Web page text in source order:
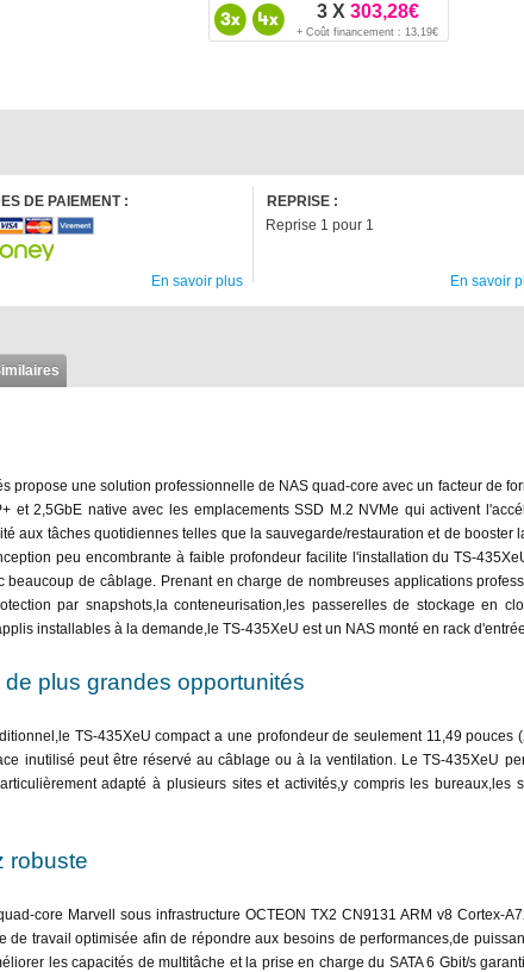
3 X 303,28€
+ Coût financement : 13,19€
DE PAIEMENT :
En savoir plus
REPRISE :
Reprise 1 pour 1
En savoir
propose une solution professionnelle de NAS quad-core avec un facteur de
et 2,5GbE native avec les emplacements SSD M.2 NVMe qui activent
aux tâches quotidiennes telles que la sauvegarde/restauration et de booster
peu encombrante à faible profondeur facilite l'installation du TS-
de câblage. Prenant en charge de nombreuses applications
par snapshots,la conteneurisation,les passerelles de stockage en
installables à la demande,le TS-435XeU est un NAS monté en rack
plus grandes opportunités
TS-435XeU compact a une profondeur de seulement 11,49
inutilisé peut être réservé au câblage ou à la ventilation. Le TS-435XeU
adapté à plusieurs sites et activités,y compris les bureaux,les
robuste
core Marvell sous infrastructure OCTEON TX2 CN9131 ARM v8 Cortex-
de travail optimisée afin de répondre aux besoins de performances,de
les capacités de multitâche et la prise en charge du SATA 6 Gbit/s